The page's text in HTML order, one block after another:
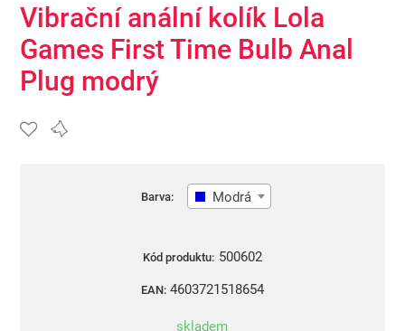
Vibrační anální kolík Lola
Games First Time Bulb Anal
Plug modrý
Barva: Modrá
Kód produktu: 500602
EAN: 4603721518654
skladem